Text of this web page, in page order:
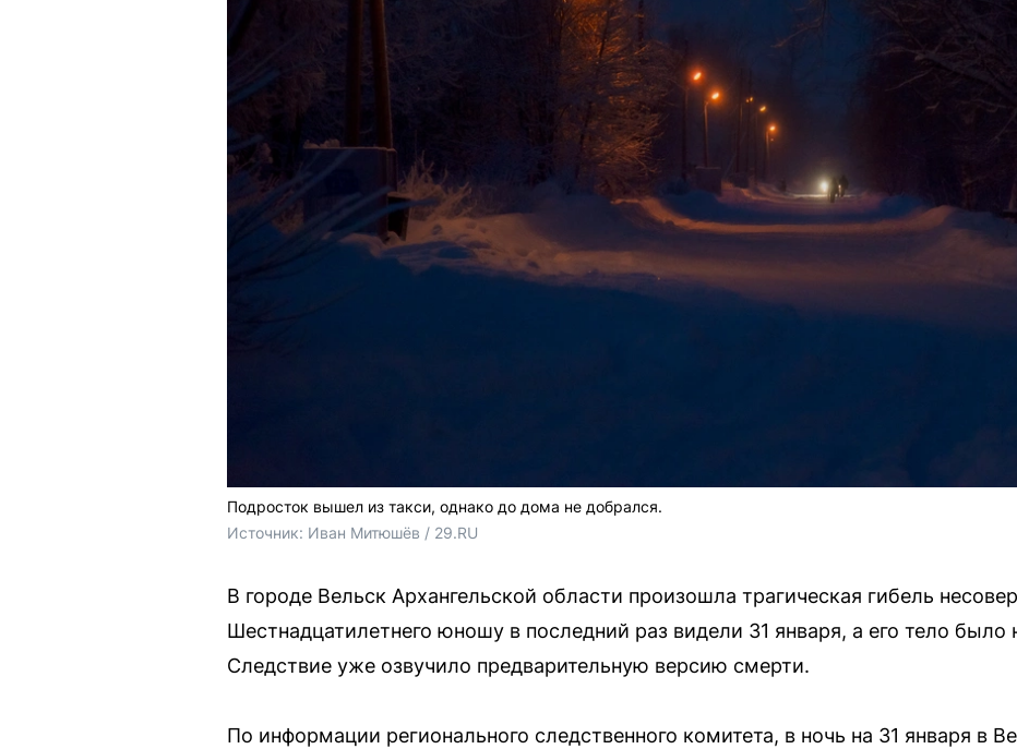
Подросток вышел из такси, однако до дома не добрался.
Источник: Иван Митюшёв / 29.RU
В городе Вельск Архангельской области произошла трагическая гибель
Шестнадцатилетнего юношу в последний раз видели 31 января, а его тело было
Следствие уже озвучило предварительную версию смерти.
По информации регионального следственного комитета, в ночь на 31 января в